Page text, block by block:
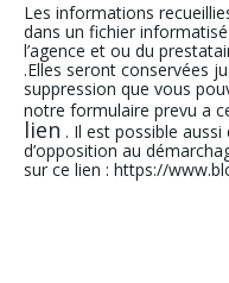
Les informations
dans un fichier
l’agence et ou du
.Elles seront conservées
suppression que vous
notre formulaire prevu a
lien . Il est possible
d’opposition au
sur ce lien : https://